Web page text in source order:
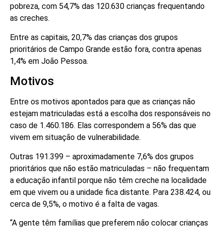
pobreza, com 54,7% das 120.630 crianças frequentando
as creches.
Entre as capitais, 20,7% das crianças dos grupos
prioritários de Campo Grande estão fora, contra apenas
1,4% em João Pessoa.
Motivos
Entre os motivos apontados para que as crianças não
estejam matriculadas está a escolha dos responsáveis no
caso de 1.460.186. Elas correspondem a 56% das que
vivem em situação de vulnerabilidade.
Outras 191.399 – aproximadamente 7,6% dos grupos
prioritários que não estão matriculadas – não frequentam
a educação infantil porque não têm creche na localidade
em que vivem ou a unidade fica distante. Para 238.424, ou
cerca de 9,5%, o motivo é a falta de vagas.
“A gente têm famílias que preferem não colocar crianças